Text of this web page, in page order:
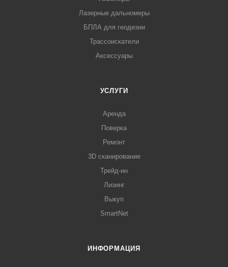
Лазерные дальномеры
БПЛА для геодезии
Трассоискатели
Аксессуары
УСЛУГИ
Аренда
Поверка
Ремонт
3D сканирование
Трейд-ин
Лизинг
Выкуп
SmartNet
ИНФОРМАЦИЯ